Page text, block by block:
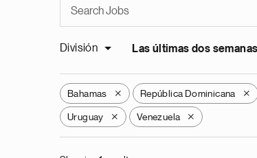
División Las últimas dos semanas
Bahamas X República Dominicana X
Uruguay X Venezuela X